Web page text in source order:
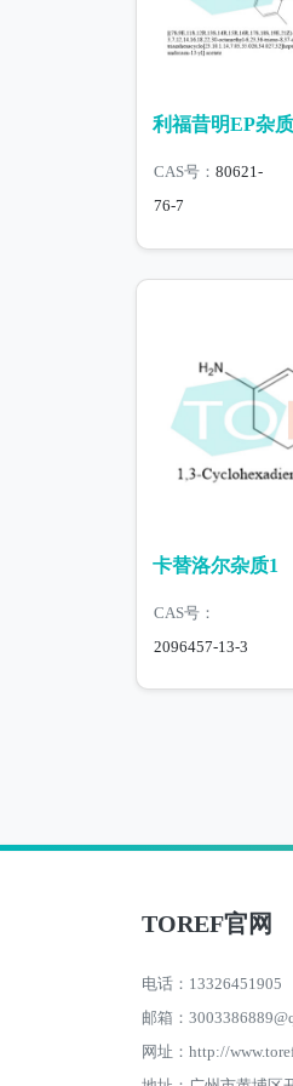
利福昔明EP杂
CAS号： 80621-
76-7
卡替洛尔杂质1
CAS号：
2096457-13-3
TOREF官网
电话：13326451905
邮箱：
网址：http://